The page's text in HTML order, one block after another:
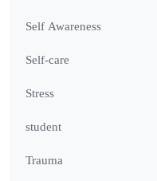
Self Awareness
Self-care
Stress
student
Trauma